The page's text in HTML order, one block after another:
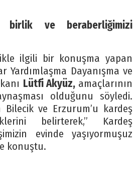
birlik ve beraberliğimizi
ilgili bir konuşma yapan
Yardımlaşma Dayanışma ve
Lütfi Akyüz,amaçlarının
olduğunu söyledi.
ve Erzurum’u kardeş
belirterek,” Kardeş
evinde yaşıyormuşuz
konuştu.